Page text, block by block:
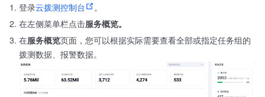
登录云拨测控制台
。
在左侧菜单栏点击服务概览。
在服务概览页面，您可以根据实际需要查看全部或指定任务组的
拨测数据、报警数据。